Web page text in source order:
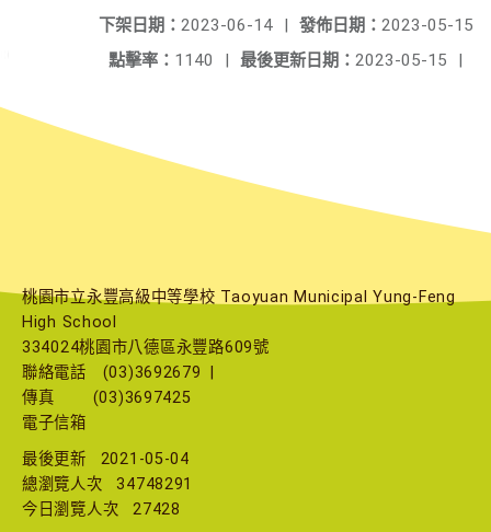
發佈日期： 2023-05-15
下架日期： 2023-06-14
|
最後更新日期： 2023-05-15 |
點擊率： 1140 |
桃園市立永豐高級中等學校 Taoyuan Municipal Yung-Feng
High School
334024桃園市八德區永豐路609號
聯絡電話
(03)3692679
傳真
(03)3697425
電子信箱
最後更新
2021-05-04
總瀏覽人次
34748291
今日瀏覽人次
27428